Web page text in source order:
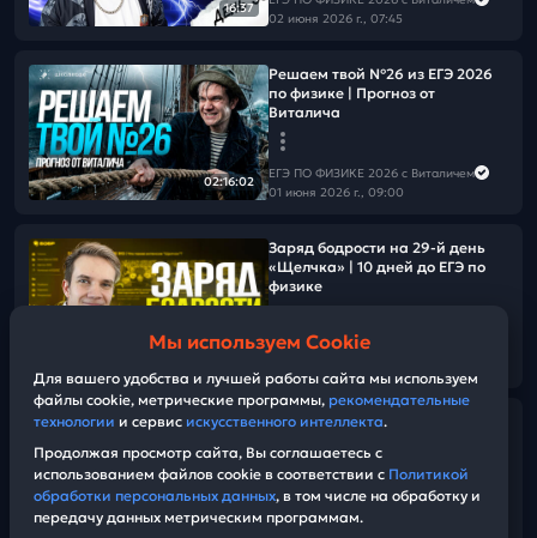
16:37
02 июня 2026 г., 07:45
02:16:02
Решаем твой №26 из ЕГЭ 2026
по физике | Прогноз от
Виталича
ЕГЭ ПО ФИЗИКЕ 2026 с Виталичем
01 июня 2026 г., 09:00
15:23
Заряд бодрости на 29-й день
«Щелчка» | 10 дней до ЕГЭ по
физике
ЕГЭ ПО ФИЗИКЕ 2026 с Виталичем
38:47
Хвалим себя | Итоги 28-ого дня
физике
ЕГЭ ПО ФИЗИКЕ 2026 с Виталичем
Мы используем Cookie
Для вашего удобства и лучшей работы сайта мы используем
файлы cookie, метрические программы, рекомендательные
технологии и сервис искусственного интеллекта.
Продолжая просмотр сайта, Вы соглашаетесь с
использованием файлов cookie в соответствии с Политикой
обработки персональных данных, в том числе на обработку и
передачу данных метрическим программам.